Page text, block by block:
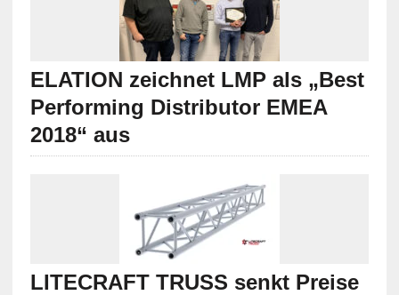
ELATION zeichnet LMP als „Best
Performing Distributor EMEA
2018“ aus
LITECRAFT TRUSS senkt Preise